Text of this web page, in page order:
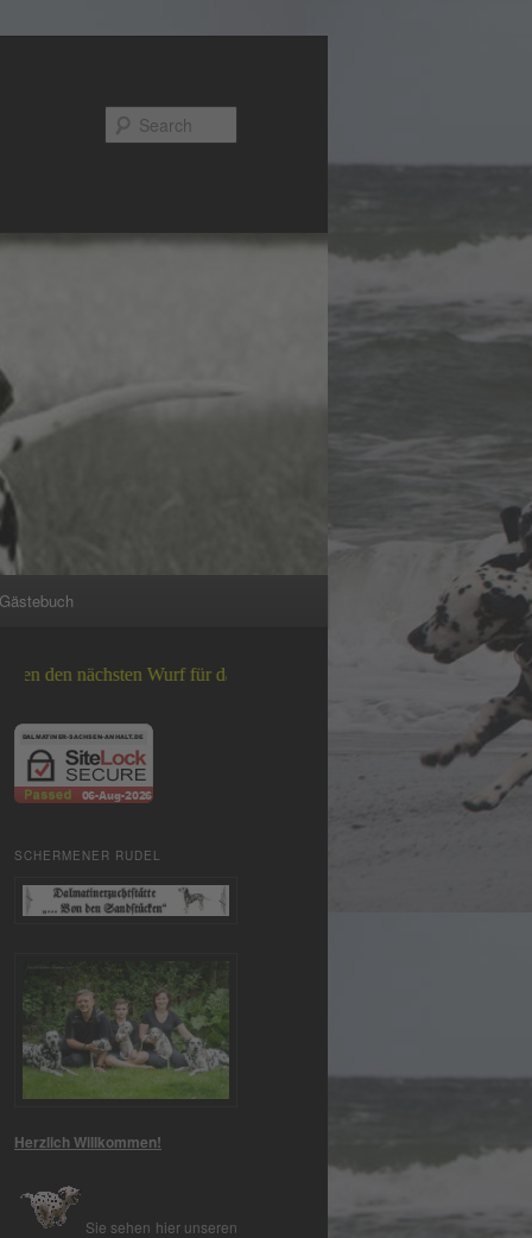
Gästebuch
Wurf für das Jahr 2026 +++
SCHERMENER RUDEL
Herzlich Willkommen!
Sie sehen hier unseren